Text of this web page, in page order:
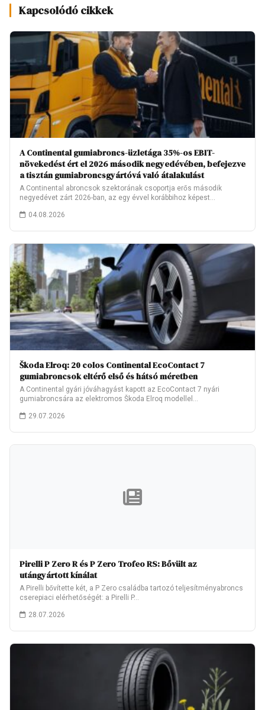
Kapcsolódó cikkek
A Continental gumiabroncs-üzletága 35%-os EBIT-
növekedést ért el 2026 második negyedévében, befejezve
a tisztán gumiabroncsgyártóvá való átalakulást
A Continental abroncsok szektorának csoportja erős második
negyedévet zárt 2026-ban, az egy évvel korábbihoz képest…
04.08.2026
Škoda Elroq: 20 colos Continental EcoContact 7
gumiabroncsok eltérő első és hátsó méretben
A Continental gyári jóváhagyást kapott az EcoContact 7 nyári
gumiabroncsára az elektromos Škoda Elroq modellel…
29.07.2026
Pirelli P Zero R és P Zero Trofeo RS: Bővült az
utángyártott kínálat
A Pirelli bővítette két, a P Zero családba tartozó teljesítményabroncs
cserepiaci elérhetőségét: a Pirelli P…
28.07.2026